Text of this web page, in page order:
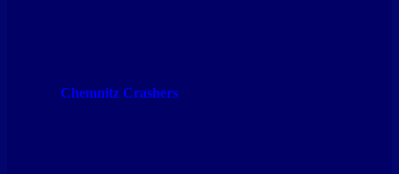
Chemnitz Crashers